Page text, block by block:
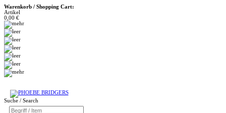
Warenkorb / Shopping Cart:
Artikel
0,00 €
Suche / Search